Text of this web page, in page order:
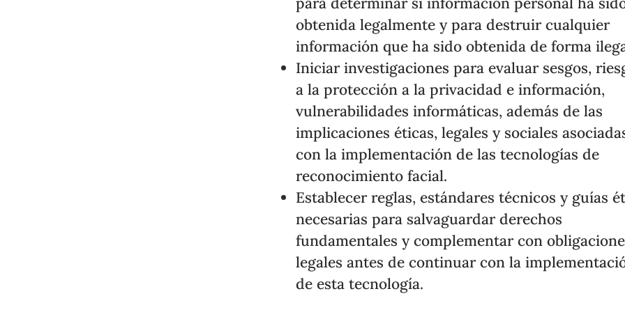
obtenida legalmente y para destruir cualquier
información que ha sido obtenida de forma
Iniciar investigaciones para evaluar sesgos,
a la protección a la privacidad e información,
vulnerabilidades informáticas, además de las
implicaciones éticas, legales y sociales
con la implementación de las tecnologías de
reconocimiento facial.
Establecer reglas, estándares técnicos y guías
necesarias para salvaguardar derechos
fundamentales y complementar con
legales antes de continuar con la
de esta tecnología.